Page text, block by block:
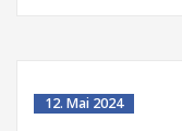
12. Mai 2024